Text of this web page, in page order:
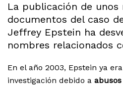
La publicación de unos
documentos del caso
Jeffrey Epstein ha
nombres relacionados
En el año 2003, Epstein ya
investigación debido a